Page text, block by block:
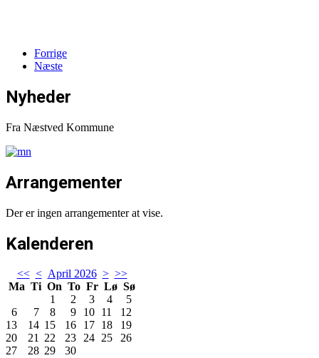
Forrige
Næste
Nyheder
Fra Næstved Kommune
Arrangementer
Der er ingen arrangementer at vise.
Kalenderen
<< < April 2026 > >>
Ma Ti On To Fr Lø Sø
1
2 3 4
5
6
7 8 9 10 11
12
13
14 15 16 17 18
19
20
21 22 23 24 25
26
27
28 29 30